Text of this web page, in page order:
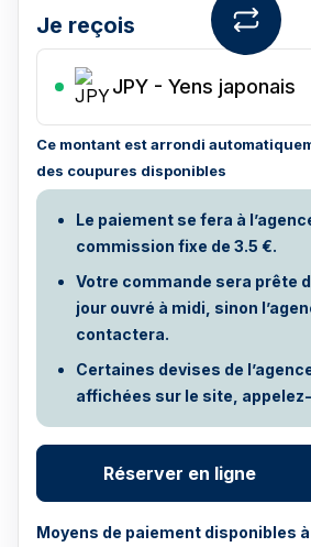
Je reçois
JPY - Yens japonais
Ce montant est arrondi
des coupures disponibles
Le paiement se fera à
commission fixe de 3.5 €.
Votre commande sera prête
jour ouvré à midi, sinon
contactera.
Certaines devises de
affichées sur le site,
Réserver en ligne
Moyens de paiement disponibles à